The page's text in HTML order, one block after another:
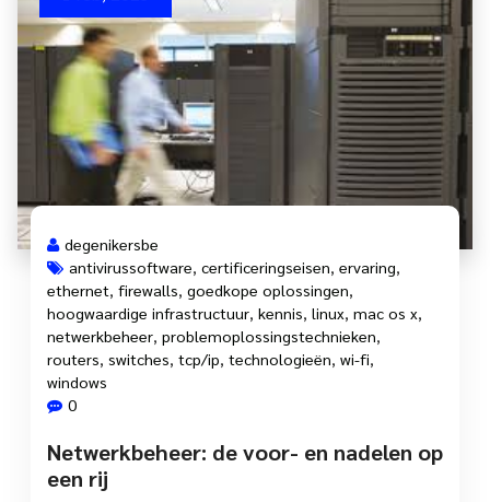
degenikersbe
antivirussoftware, certificeringseisen, ervaring,
ethernet, firewalls, goedkope oplossingen,
hoogwaardige infrastructuur, kennis, linux, mac os x,
netwerkbeheer, problemoplossingstechnieken,
routers, switches, tcp/ip, technologieën, wi-fi,
windows
0
Netwerkbeheer: de voor- en nadelen op
een rij